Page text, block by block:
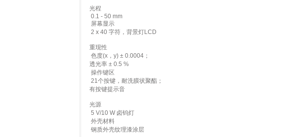
光程
0.1 - 50 mm
屏幕显示
2 x 40 字符，背景灯LCD
重现性
色度(x，y) ± 0.0004；
透光率 ± 0.5 %
操作键区
21个按键，耐洗膜状聚酯；
有按键提示音
光源
5 V/10 W 卤钨灯
外壳材料
钢质外壳纹理漆涂层